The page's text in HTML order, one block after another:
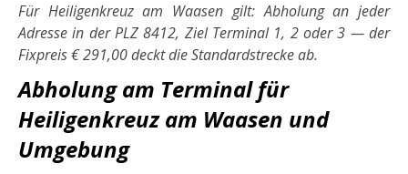
Für Heiligenkreuz am Waasen gilt: Abholung an jeder
Adresse in der PLZ 8412, Ziel Terminal 1, 2 oder 3 — der
Fixpreis € 291,00 deckt die Standardstrecke ab.
Abholung am Terminal für
Heiligenkreuz am Waasen und
Umgebung